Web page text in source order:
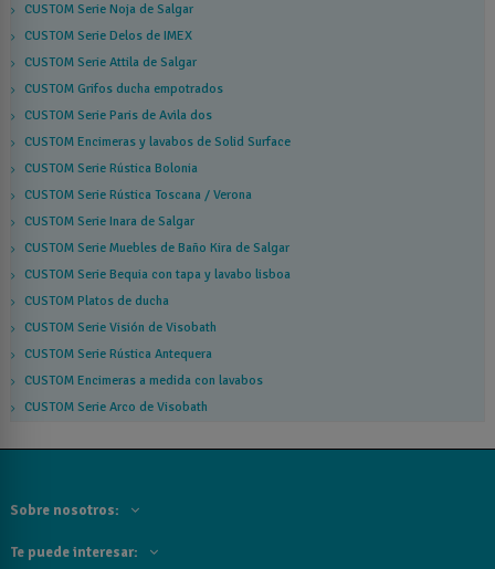
CUSTOM Serie Noja de Salgar
CUSTOM Serie Delos de IMEX
CUSTOM Serie Attila de Salgar
CUSTOM Grifos ducha empotrados
CUSTOM Serie Paris de Avila dos
CUSTOM Encimeras y lavabos de Solid Surface
CUSTOM Serie Rústica Bolonia
CUSTOM Serie Rústica Toscana / Verona
CUSTOM Serie Inara de Salgar
CUSTOM Serie Muebles de Baño Kira de Salgar
CUSTOM Serie Bequia con tapa y lavabo lisboa
CUSTOM Platos de ducha
CUSTOM Serie Visión de Visobath
CUSTOM Serie Rústica Antequera
CUSTOM Encimeras a medida con lavabos
CUSTOM Serie Arco de Visobath
Sobre nosotros:
Te puede interesar: